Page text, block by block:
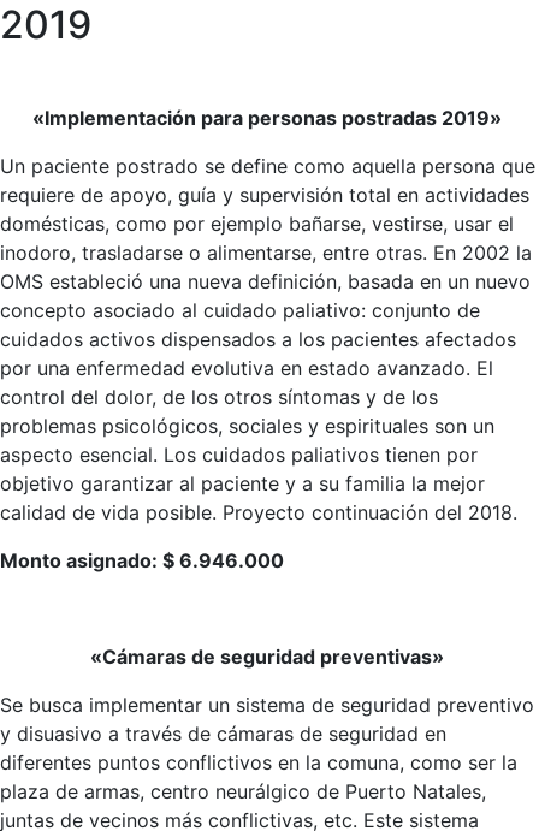
2019
«Implementación para personas postradas 2019»
Un paciente postrado se define como aquella persona que
requiere de apoyo, guía y supervisión total en actividades
domésticas, como por ejemplo bañarse, vestirse, usar el
inodoro, trasladarse o alimentarse, entre otras. En 2002 la
OMS estableció una nueva definición, basada en un nuevo
concepto asociado al cuidado paliativo: conjunto de
cuidados activos dispensados a los pacientes afectados
por una enfermedad evolutiva en estado avanzado. El
control del dolor, de los otros síntomas y de los
problemas psicológicos, sociales y espirituales son un
aspecto esencial. Los cuidados paliativos tienen por
objetivo garantizar al paciente y a su familia la mejor
calidad de vida posible. Proyecto continuación del 2018.
Monto asignado: $ 6.946.000
«Cámaras de seguridad preventivas»
Se busca implementar un sistema de seguridad preventivo
y disuasivo a través de cámaras de seguridad en
diferentes puntos conflictivos en la comuna, como ser la
plaza de armas, centro neurálgico de Puerto Natales,
juntas de vecinos más conflictivas, etc. Este sistema